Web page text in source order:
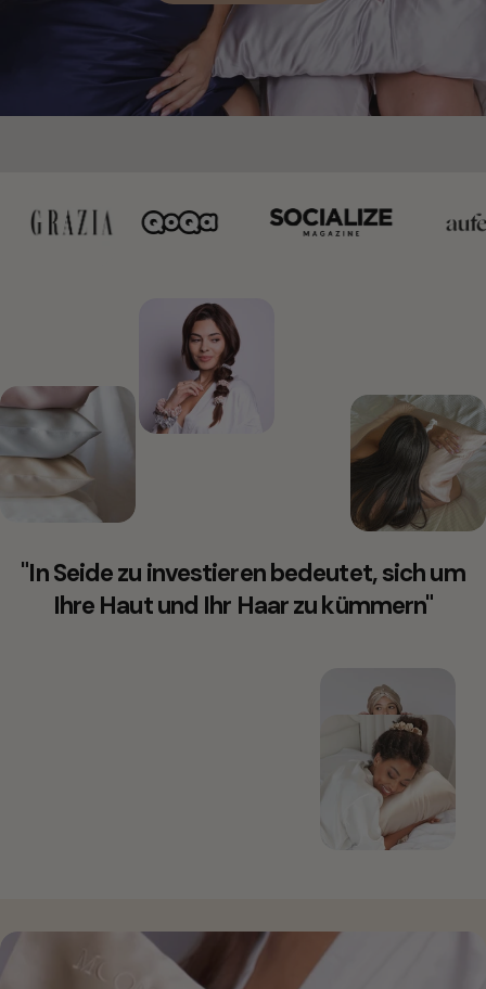
"In Seide zu investieren bedeutet, sich um
Ihre Haut und Ihr Haar zu kümmern"